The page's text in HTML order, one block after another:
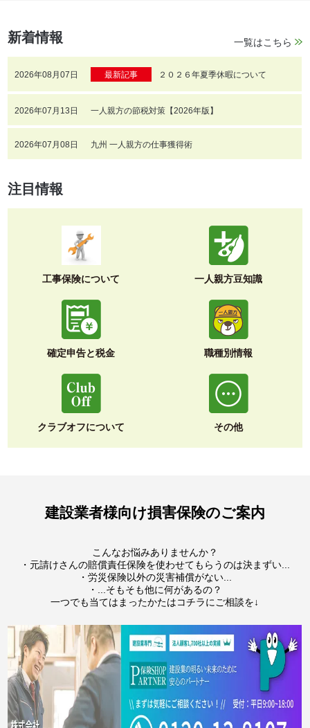
新着情報
2026年08月07日 最新記事 ２０２６年夏季休暇について
2026年07月13日 一人親方の節税対策【2026年版】
2026年07月08日 九州 一人親方の仕事獲得術
一覧はこちら
注目情報
工事保険について 一人親方豆知識
確定申告と税金 職種別情報
クラブオフについて その他
建設業者様向け損害保険のご案内
こんなお悩みありませんか？
・元請けさんの賠償責任保険を使わせてもらうのは決まずい...
・労災保険以外の災害補償がない...
・...そもそも他に何があるの？
一つでも当てはまったかたはコチラにご相談を↓